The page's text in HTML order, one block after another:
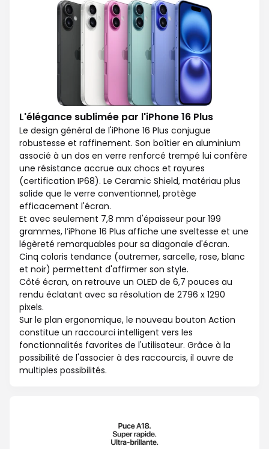
L'élégance sublimée par l'iPhone 16 Plus
Le design général de l'iPhone 16 Plus conjugue
robustesse et raffinement. Son boîtier en aluminium
associé à un dos en verre renforcé trempé lui confère
une résistance accrue aux chocs et rayures
(certification IP68). Le Ceramic Shield, matériau plus
solide que le verre conventionnel, protège
efficacement l'écran.
Et avec seulement 7,8 mm d'épaisseur pour 199
grammes, l’iPhone 16 Plus affiche une sveltesse et une
légèreté remarquables pour sa diagonale d'écran.
Cinq coloris tendance (outremer, sarcelle, rose, blanc
et noir) permettent d'affirmer son style.
Côté écran, on retrouve un OLED de 6,7 pouces au
rendu éclatant avec sa résolution de 2796 x 1290
pixels.
Sur le plan ergonomique, le nouveau bouton Action
constitue un raccourci intelligent vers les
fonctionnalités favorites de l'utilisateur. Grâce à la
possibilité de l'associer à des raccourcis, il ouvre de
multiples possibilités.